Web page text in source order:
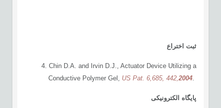
ثبت اختراع
4. Chin D.A. and Irvin D.J., Actuator Device Utilizing a
Conductive Polymer Gel,US Pat. 6,685, 442,2004
پایگاه الکترونیکی